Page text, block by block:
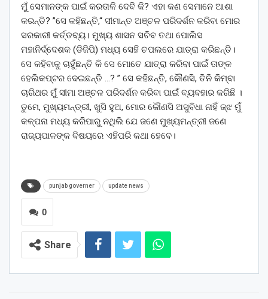
ମୁଁ ସେମାନଙ୍କ ପାଇଁ କରତାଳି ଦେବି କି? ଏହା କଣ ସେମାନେ ଆଶା
କରନ୍ତି? ”ସେ କହିଛନ୍ତି,“ ସୀମାନ୍ତ ଅଞ୍ଚଳ ପରିଦର୍ଶନ କରିବା ମୋର
ସରକାରୀ କର୍ତ୍ତବ୍ୟ। ମୁଖ୍ୟ ଶାସନ ସଚିବ ତଥା ପୋଲିସ
ମହାନିର୍ଦ୍ଦେଶକ (ଡିଜିପି) ମଧ୍ୟ ସେହି ଚପଲରେ ଯାତ୍ରା କରିଛନ୍ତି।
ସେ କହିବାକୁ ଚାହୁଁଛନ୍ତି କି ସେ ମୋତେ ଯାତ୍ରା କରିବା ପାଇଁ ତାଙ୍କ
ହେଲିକପ୍ଟର ଦେଇଛନ୍ତି …? ” ସେ କହିଛନ୍ତି, କୌଣସି, ତିନି କିମ୍ବା
ଚାରିଥର ମୁଁ ସୀମା ଅଞ୍ଚଳ ପରିଦର୍ଶନ କରିବା ପାଇଁ ବ୍ୟବହାର କରିଛି ।
ତୁମେ, ମୁଖ୍ୟମନ୍ତ୍ରୀ, ଖୁସି ହୁଅ, ମୋର କୌଣସି ଅସୁବିଧା ନାହିଁ ଜ୍ଝ ମୁଁ
କଳ୍ପନା ମଧ୍ୟ କରିପାରୁ ନଥିଲି ଯେ ଜଣେ ମୁଖ୍ୟମନ୍ତ୍ରୀ ଜଣେ
ରାଜ୍ୟପାଳଙ୍କ ବିଷୟରେ ଏହିପରି କଥା ହେବେ।
punjab governer update news
0
Share